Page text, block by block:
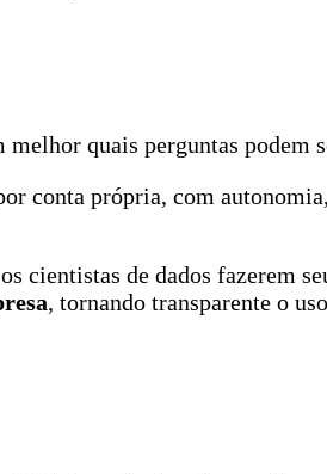
quais perguntas podem
conta própria, com
cientistas de dados fazerem
, tornando transparente o